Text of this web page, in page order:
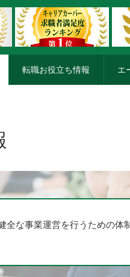
転職お役立ち情報 エ
な事業運営を行うための